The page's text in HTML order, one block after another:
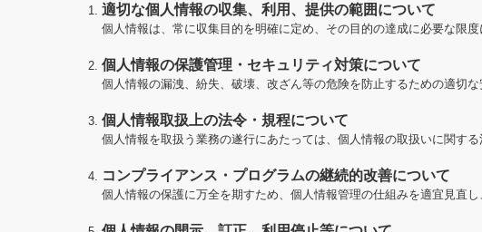
適切な個人情報の収集、利用、提供の範囲について
個人情報は、常に収集目的を明確に定め、その目的の達成に必要な限
個人情報の保護管理・セキュリティ対策について
個人情報の漏洩、紛失、破壊、改ざん等の危険を防止するための適切
個人情報取扱上の法令・規程について
個人情報を取扱う業務の遂行にあたっては、個人情報の取扱いに関す
コンプライアンス・プログラムの継続的改善について
個人情報の保護に万全を期すため、個人情報管理の仕組みを適宜見直し